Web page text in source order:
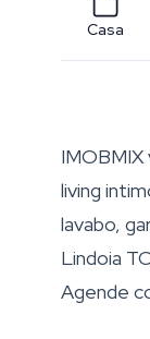
Casa
living
lavabo,
Lindoia
Agende